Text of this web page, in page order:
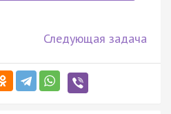
Следующая задача